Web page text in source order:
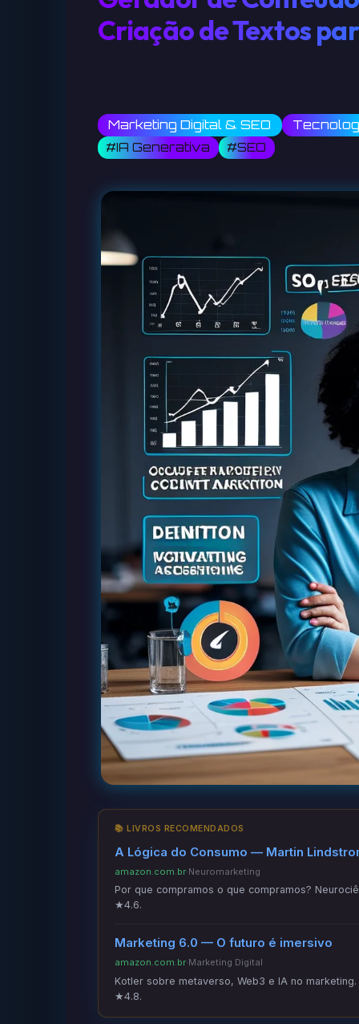
Criação de Textos
Marketing Digital & SEO
#IA Generativa #SEO
📚 LIVROS RECOMENDADOS
A Lógica do Consumo — Martin
amazon.com.br·Neuromarketing
Por que compramos o que compramos?
★4.6.
Marketing 6.0 — O futuro é imersivo
amazon.com.br·Marketing Digital
Kotler sobre metaverso, Web3 e IA no
★4.8.